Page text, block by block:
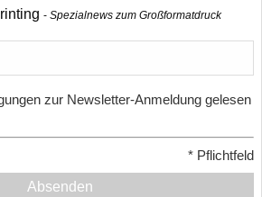
Spezialnews zum Großformatdruck
zur Newsletter-Anmeldung gelesen
* Pflichtfeld
Absenden